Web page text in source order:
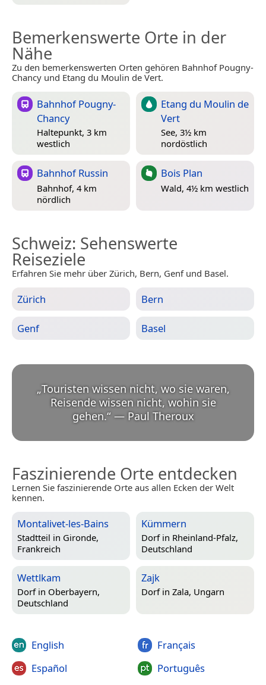
Bemerkenswerte Orte in der
Nähe
Zu den bemerkenswerten Orten gehören Bahnhof Pougny-
Chancy und Etang du Moulin de Vert.
Bahnhof Pougny-
Chancy
Haltepunkt, 3 km
westlich
Etang du Moulin de
Vert
See, 3½ km
nordöstlich
Bahnhof Russin
Bahnhof, 4 km
nördlich
Bois Plan
Wald, 4½ km westlich
Schweiz: Sehenswerte
Reiseziele
Erfahren Sie mehr über Zürich, Bern, Genf und Basel.
Zürich Bern
Genf Basel
„Touristen wissen nicht, wo sie waren,
Reisende wissen nicht, wohin sie
gehen.“ — Paul Theroux
Faszinierende Orte entdecken
Lernen Sie faszinierende Orte aus allen Ecken der Welt
kennen.
Montalivet-les-Bains
Stadtteil in Gironde,
Frankreich
Kümmern
Dorf in Rheinland-Pfalz,
Deutschland
Wettlkam
Dorf in Oberbayern,
Deutschland
Zajk
Dorf in Zala, Ungarn
English
Español
Français
Português